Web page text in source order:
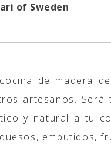
of Sweden
de madera
artesanos.
y natural a tu
embutidos,